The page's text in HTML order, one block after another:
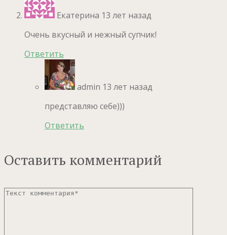
Екатерина 13 лет назад
Очень вкусный и нежный супчик!
Ответить
admin 13 лет назад
представляю себе)))
Ответить
Оставить комментарий